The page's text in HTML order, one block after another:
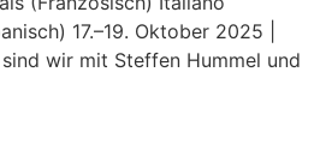
17.–19. Oktober 2025 |
wir mit Steffen Hummel und